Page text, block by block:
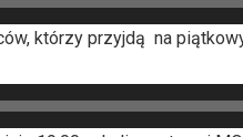
którzy przyjdą na